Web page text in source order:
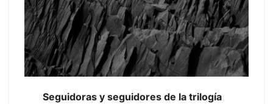
Seguidoras y seguidores de la trilogía